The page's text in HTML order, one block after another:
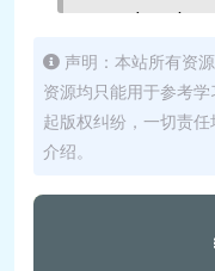
🎥 7.四象
龄
🎥 8.四
型、性格
声明：本站所有资
资源均只能用于参考
起版权纠纷，一切责
介绍。